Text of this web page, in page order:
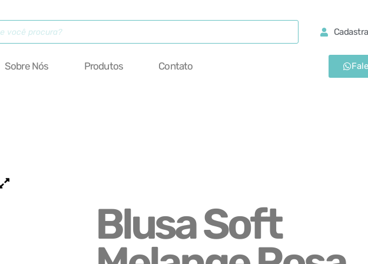
Sobre Nós Produtos Contato
Blusa Soft